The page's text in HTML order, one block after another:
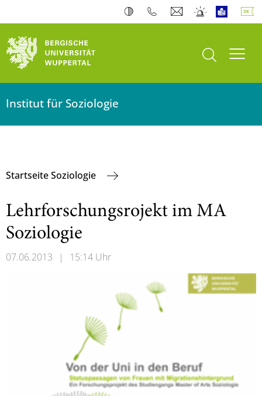
Suche öffnen
Institut für Soziologie
Startseite Soziologie
Lehrforschungsrojekt im MA
Soziologie
07.06.2013 | 15:14 Uhr